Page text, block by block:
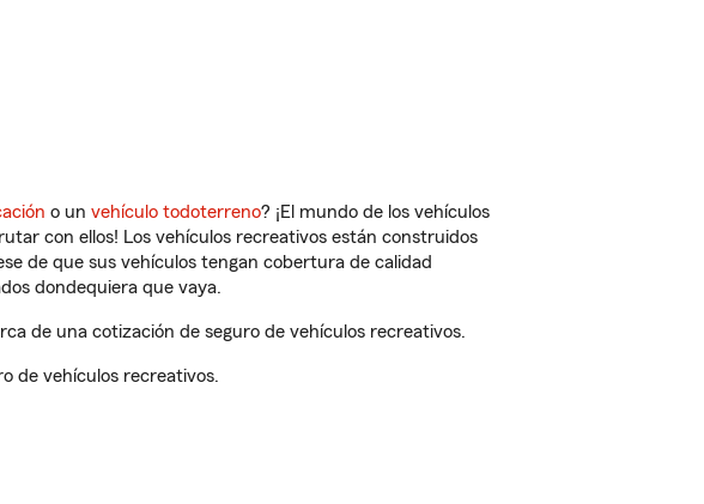
o un vehículo todoterreno? ¡El mundo de los vehículos
con ellos! Los vehículos recreativos están construidos
de que sus vehículos tengan cobertura de calidad
dondequiera que vaya.
de una cotización de seguro de vehículos recreativos.
de vehículos recreativos.